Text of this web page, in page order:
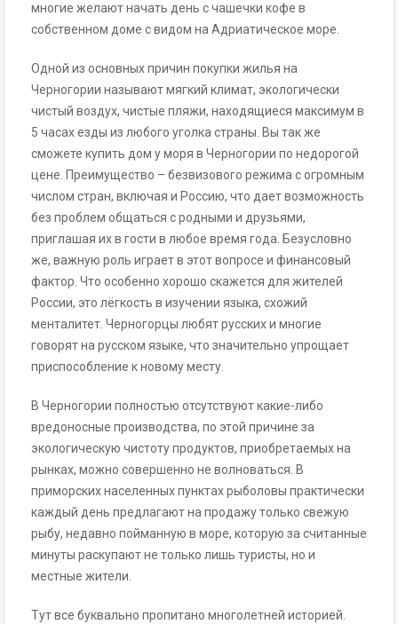
многие желают начать день с чашечки кофе в
собственном доме с видом на Адриатическое море.
Одной из основных причин покупки жилья на
Черногории называют мягкий климат, экологически
чистый воздух, чистые пляжи, находящиеся максимум в
5 часах езды из любого уголка страны. Вы так же
сможете купить дом у моря в Черногории по недорогой
цене. Преимущество – безвизового режима с огромным
числом стран, включая и Россию, что дает возможность
без проблем общаться с родными и друзьями,
приглашая их в гости в любое время года. Безусловно
же, важную роль играет в этот вопросе и финансовый
фактор. Что особенно хорошо скажется для жителей
России, это лёгкость в изучении языка, схожий
менталитет. Черногорцы любят русских и многие
говорят на русском языке, что значительно упрощает
приспособление к новому месту.
В Черногории полностью отсутствуют какие-либо
вредоносные производства, по этой причине за
экологическую чистоту продуктов, приобретаемых на
рынках, можно совершенно не волноваться. В
приморских населенных пунктах рыболовы практически
каждый день предлагают на продажу только свежую
рыбу, недавно пойманную в море, которую за считанные
минуты раскупают не только лишь туристы, но и
местные жители.
Тут все буквально пропитано многолетней историей.